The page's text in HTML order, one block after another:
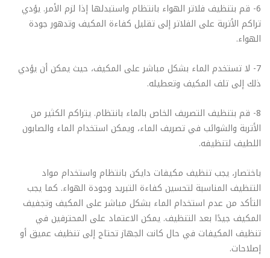
6- قم بتنظيف فلاتر الهواء بانتظام واستبدلها إذا لزم الأمر. يؤدي
تراكم الأتربة على الفلاتر إلى تقليل كفاءة المكيف وتدهور جودة
الهواء.
7- لا تستخدم الماء بشكل مباشر على المكيف، حيث يمكن أن يؤدي
ذلك إلى تلف المكيف وتعطيله.
8- قم بتنظيف التصريف الخاص بالماء بانتظام. يتراكم الكثير من
الأتربة والشوائب في تصريف الماء، ويمكن استخدام الماء والصابون
اللطيف لتنظيفه.
باختصار، يجب تنظيف مكيفات دايكن بانتظام واستخدام مواد
التنظيف المناسبة لتحسين كفاءة التبريد وجودة الهواء. كما يجب
التأكد من عدم استخدام الماء بشكل مباشر على المكيف وتجفيف
المكيف جيدًا بعد التنظيف. يمكن الاعتماد على المحترفين في
تنظيف المكيفات في حال كانت الجهاز تحتاج إلى تنظيف عميق أو
إصلاحات.